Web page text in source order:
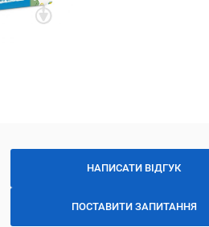
НАПИСАТИ ВІДГУК
ПОСТАВИТИ ЗАПИТАННЯ